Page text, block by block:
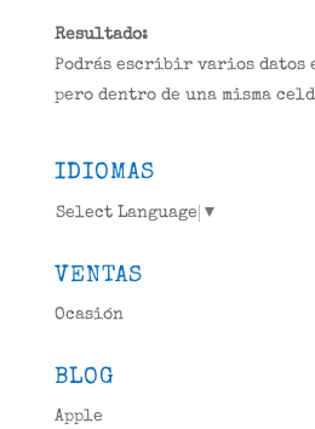
Resultado:
Podrás escribir varios datos
pero dentro de una misma
IDIOMAS
Select Language ▼
VENTAS
Ocasión
BLOG
Apple